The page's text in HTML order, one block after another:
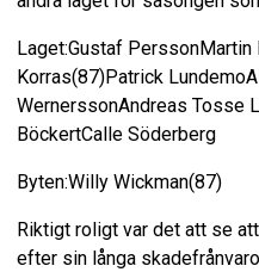
Laget:Gustaf
Korras(87)Patrick
WernerssonAndreas Tosse
BöckertCalle Söderberg
Byten:Willy Wickman(87)
Riktigt roligt var det att se
efter sin långa